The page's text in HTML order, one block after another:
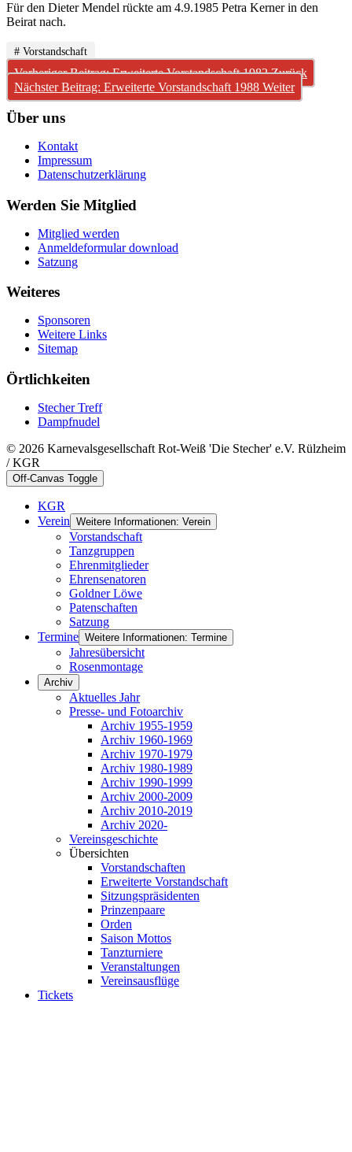
Für den Dieter Mendel rückte am 4.9.1985 Petra Kerner in den
Beirat nach.
# Vorstandschaft
Vorheriger Beitrag: Erweiterte Vorstandschaft 1982Zurück
Nächster Beitrag: Erweiterte Vorstandschaft 1988 Weiter
Über uns
Kontakt
Impressum
Datenschutzerklärung
Werden Sie Mitglied
Mitglied werden
Anmeldeformular download
Satzung
Weiteres
Sponsoren
Weitere Links
Sitemap
Örtlichkeiten
Stecher Treff
Dampfnudel
© 2026 Karnevalsgesellschaft Rot-Weiß 'Die Stecher' e.V. Rülzheim
/ KGR
Off-Canvas Toggle
KGR
Verein Weitere Informationen: Verein
Vorstandschaft
Tanzgruppen
Ehrenmitglieder
Ehrensenatoren
Goldner Löwe
Patenschaften
Satzung
Termine Weitere Informationen: Termine
Jahresübersicht
Rosenmontage
Archiv
Aktuelles Jahr
Presse- und Fotoarchiv
Archiv 1955-1959
Archiv 1960-1969
Archiv 1970-1979
Archiv 1980-1989
Archiv 1990-1999
Archiv 2000-2009
Archiv 2010-2019
Archiv 2020-
Vereinsgeschichte
Übersichten
Vorstandschaften
Erweiterte Vorstandschaft
Sitzungspräsidenten
Prinzenpaare
Orden
Saison Mottos
Tanzturniere
Veranstaltungen
Vereinsausflüge
Tickets